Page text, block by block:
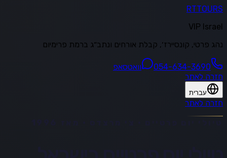
RTTOURS
VIP Israel
נהג פרטי, קונסיירז׳, קבלת אורחים ונתב״ג ברמת פרימיום
054-634-3690
וואטסאפ
חזרה לאתר
עברית
חזרה לאתר